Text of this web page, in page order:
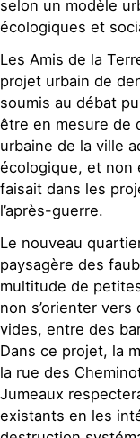
selon un modèle
écologiques et
Les Amis de la
projet urbain de
soumis au débat
être en mesure de
urbaine de la ville
écologique, et non
faisait dans les
l’après-guerre.
Le nouveau
paysagère des
multitude de
non s’orienter
vides, entre des
Dans ce projet, la
la rue des
Jumeaux
existants en les